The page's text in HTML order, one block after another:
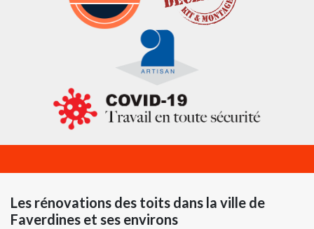
Les rénovations des toits dans la ville de
Faverdines et ses environs